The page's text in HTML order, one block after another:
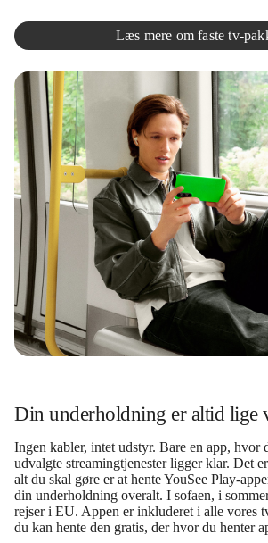
Læs mere om faste tv-
Din underholdning er altid lige
Ingen kabler, intet udstyr. Bare en app, hvor
udvalgte streamingtjenester ligger klar. Det
alt du skal gøre er at hente YouSee Play-
din underholdning overalt. I sofaen, i
rejser i EU. Appen er inkluderet i alle vores
du kan hente den gratis, der hvor du henter